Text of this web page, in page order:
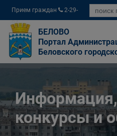
Прием граждан
2-29-
04
БЕЛОВО
Портал
Беловского
конкурсы и